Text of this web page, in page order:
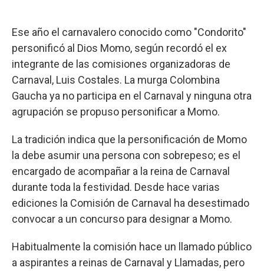
Ese año el carnavalero conocido como "Condorito"
personificó al Dios Momo, según recordó el ex
integrante de las comisiones organizadoras de
Carnaval, Luis Costales. La murga Colombina
Gaucha ya no participa en el Carnaval y ninguna otra
agrupación se propuso personificar a Momo.
La tradición indica que la personificación de Momo
la debe asumir una persona con sobrepeso; es el
encargado de acompañar a la reina de Carnaval
durante toda la festividad. Desde hace varias
ediciones la Comisión de Carnaval ha desestimado
convocar a un concurso para designar a Momo.
Habitualmente la comisión hace un llamado público
a aspirantes a reinas de Carnaval y Llamadas, pero